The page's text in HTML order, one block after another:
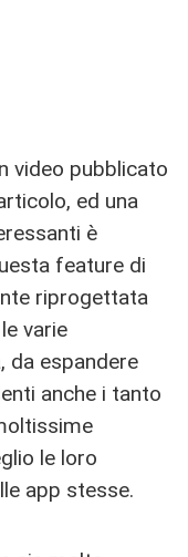
video pubblicato
ed una
è
feature di
riprogettata
varie
da espandere
anche i tanto
le loro
app stesse.